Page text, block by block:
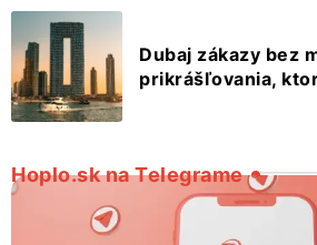
Dubaj zákazy bez
prikrášľovania,
Hoplo.sk na Telegrame